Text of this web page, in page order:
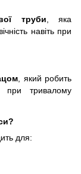
труби, яка
навіть при
, який робить
при тривалому
для: